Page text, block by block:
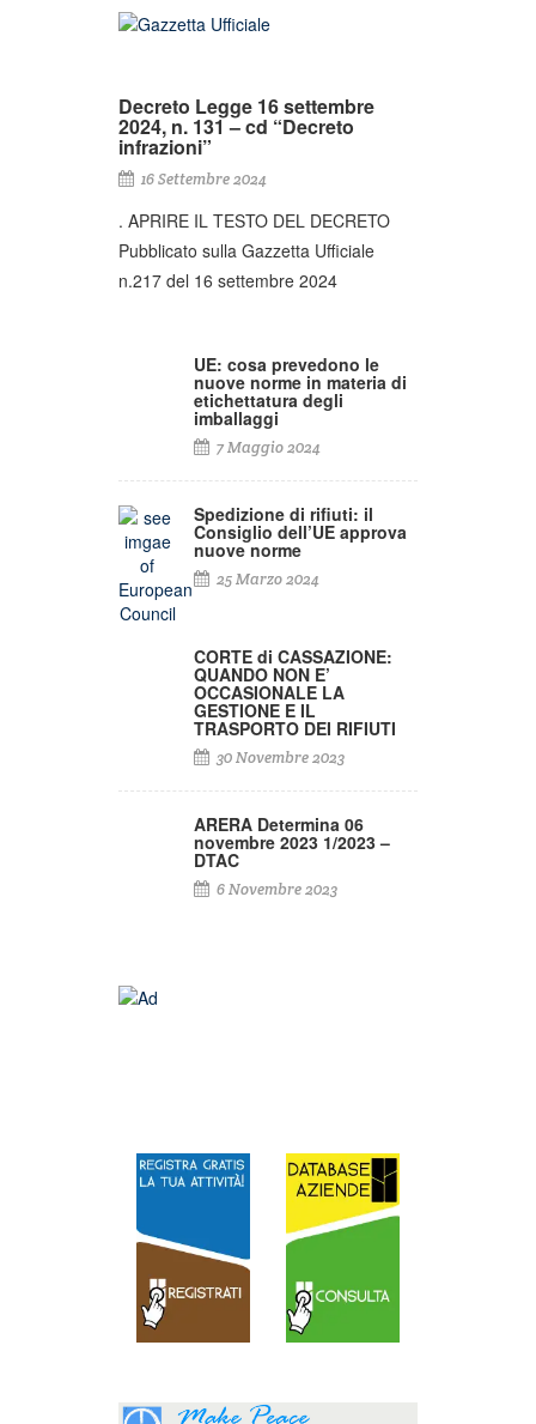
Decreto Legge 16 settembre
2024, n. 131 – cd “Decreto
infrazioni”
16 Settembre 2024
. APRIRE IL TESTO DEL DECRETO
Pubblicato sulla Gazzetta Ufficiale
n.217 del 16 settembre 2024
UE: cosa prevedono le
nuove norme in materia di
etichettatura degli
imballaggi
7 Maggio 2024
Spedizione di rifiuti: il
Consiglio dell’UE approva
nuove norme
25 Marzo 2024
CORTE di CASSAZIONE:
QUANDO NON E’
OCCASIONALE LA
GESTIONE E IL
TRASPORTO DEI RIFIUTI
30 Novembre 2023
ARERA Determina 06
novembre 2023 1/2023 –
DTAC
6 Novembre 2023